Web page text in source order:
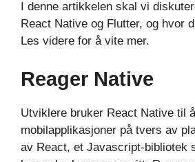
I denne artikkelen skal vi
React Native og Flutter, og hvor
Les videre for å vite mer.
Reager Native
Utviklere bruker React Native til
mobilapplikasjoner på tvers av
av React, et Javascript-bibliotek